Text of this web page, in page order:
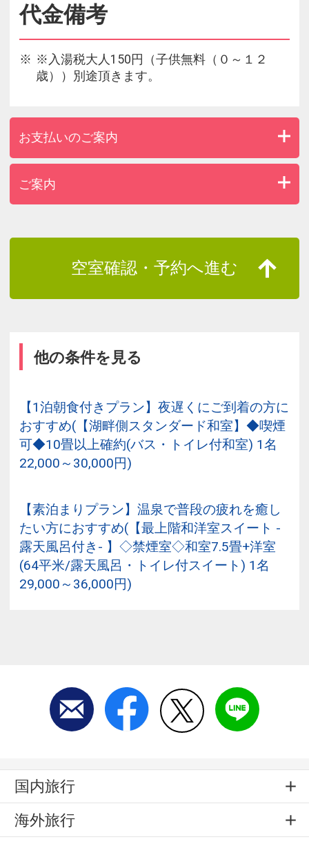
代金備考
※入湯税大人150円（子供無料（０～１２
歳））別途頂きます。
お支払いのご案内
ご案内
空室確認・予約へ進む
他の条件を見る
【1泊朝食付きプラン】夜遅くにご到着の方に
おすすめ(【湖畔側スタンダード和室】◆喫煙
可◆10畳以上確約(バス・トイレ付和室) 1名
22,000～30,000円)
【素泊まりプラン】温泉で普段の疲れを癒し
たい方におすすめ(【最上階和洋室スイート -
露天風呂付き- 】◇禁煙室◇和室7.5畳+洋室
(64平米/露天風呂・トイレ付スイート) 1名
29,000～36,000円)
国内旅行
海外旅行